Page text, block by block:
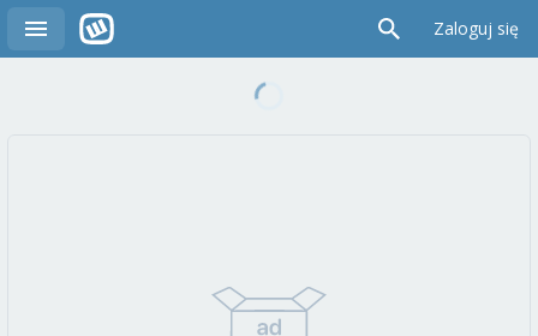
Zaloguj się